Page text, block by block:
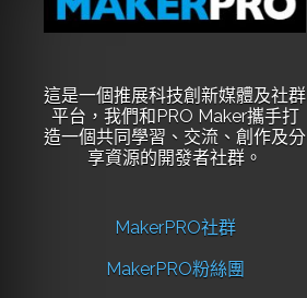
這是一個推展科技創新媒體及社群
平台，我們和PRO Maker攜手打
造一個共同學習、交流、創作及分
享資源的開發者社群。
MakerPRO社群
MakerPRO粉絲團